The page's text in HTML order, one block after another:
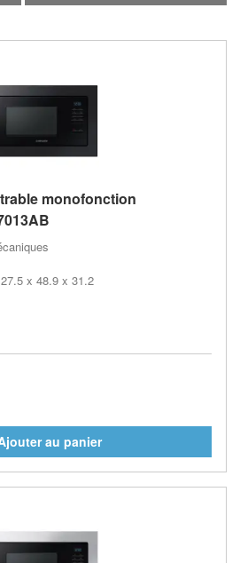
monofonction
x 48.9 x 31.2
au panier